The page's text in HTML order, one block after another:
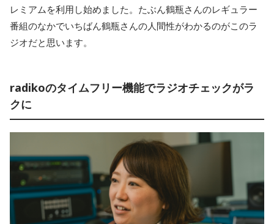
レミアムを利用し始めました。たぶん鶴瓶さんのレギュラー
番組のなかでいちばん鶴瓶さんの人間性がわかるのがこのラ
ジオだと思います。
radikoのタイムフリー機能でラジオチェックがラ
クに